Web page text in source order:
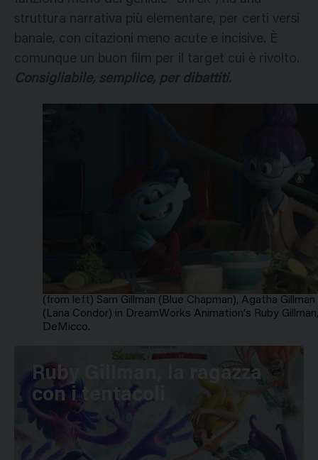
struttura narrativa più elementare, per certi versi
banale, con citazioni meno acute e incisive. È
comunque un buon film per il target cui è rivolto.
Consigliabile, semplice, per dibattiti.
(from left) Sam Gillman (Blue Chapman), Agatha
(Lana Condor) in DreamWorks Animation’s Ruby
DeMicco.
Ruby Gillman, la ragazza
con i tentacoli